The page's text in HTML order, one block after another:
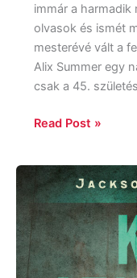
immár a
olvasok és ismét
mesterévé vált a
Alix Summer egy
csak a 45.
Read Post »
Kate
Atkinson:
Szent
lányok